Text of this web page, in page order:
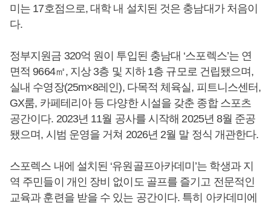
미는 17호점으로, 대학 내 설치된 것은 충남대가 처음이
다.
정부지원금 320억 원이 투입된 충남대 ‘스포렉스’는 연
면적 9664㎡, 지상 3층 및 지하 1층 규모로 건립됐으며,
실내 수영장(25m×8레인), 다목적 체육실, 피트니스센터,
GX룸, 카페테리아 등 다양한 시설을 갖춘 종합 스포츠
공간이다. 2023년 11월 공사를 시작해 2025년 8월 준공
됐으며, 시범 운영을 거쳐 2026년 2월 말 정식 개관한다.
스포렉스 내에 설치된 ‘유원골프아카데미’는 학생과 지
역 주민들이 개인 장비 없이도 골프를 즐기고 전문적인
교육과 훈련을 받을 수 있는 공간이다. 특히 아카데미에